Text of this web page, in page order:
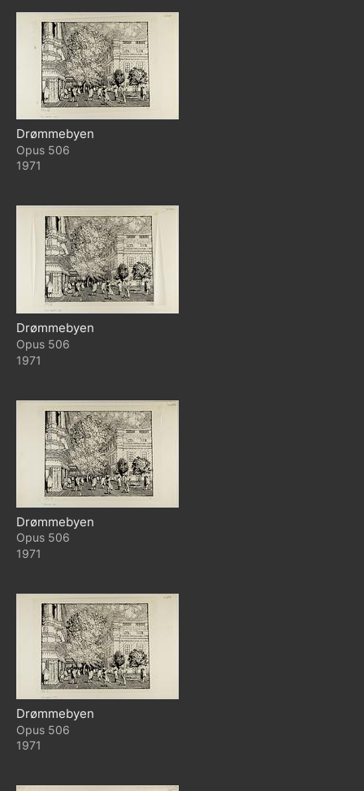
Drømmebyen
506
1971
Drømmebyen
506
1971
Drømmebyen
506
1971
Drømmebyen
506
1971